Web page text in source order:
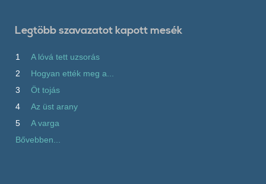
Legtöbb szavazatot kapott mesék
1
A lóvá tett uzsorás
2
Hogyan ették meg a...
3
Öt tojás
4
Az üst arany
5
A varga
Bővebben...